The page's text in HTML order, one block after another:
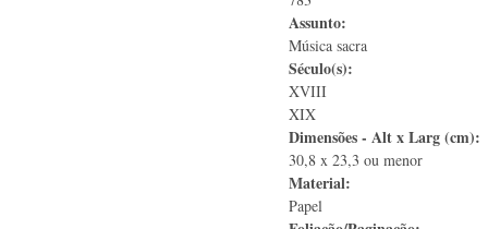
Assunto:
Música sacra
Século(s):
XVIII
XIX
Dimensões - Alt x Larg (cm):
30,8 x 23,3 ou menor
Material:
Papel